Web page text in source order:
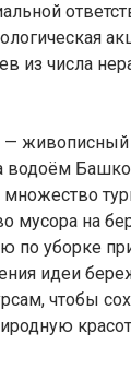
из числа
—
водоём
мусора на
по уборке
идеи
чтобы